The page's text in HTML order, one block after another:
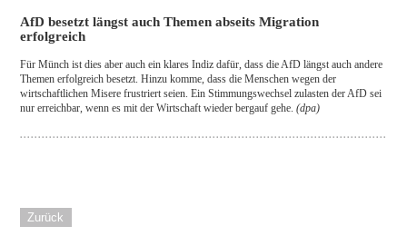
AfD besetzt längst auch Themen abseits Migration
erfolgreich
Für Münch ist dies aber auch ein klares Indiz dafür, dass die AfD längst auch andere
Themen erfolgreich besetzt. Hinzu komme, dass die Menschen wegen der
wirtschaftlichen Misere frustriert seien. Ein Stimmungswechsel zulasten der AfD sei
nur erreichbar, wenn es mit der Wirtschaft wieder bergauf gehe.(dpa)
Zurück